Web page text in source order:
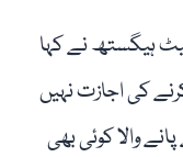
ہیگستھ نے کہا
کی اجازت نہیں
والا کوئی بھی